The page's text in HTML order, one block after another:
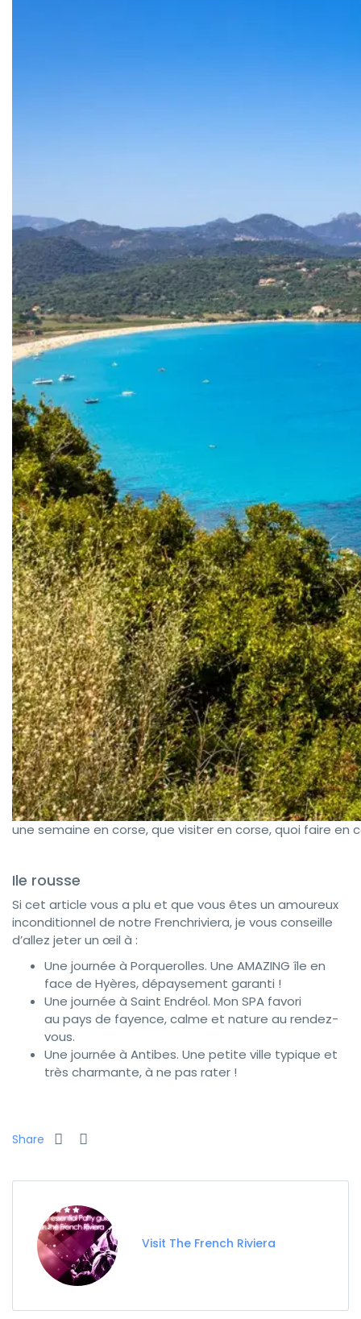
une semaine en corse, que visiter en corse, quoi faire en
Ile rousse
Si cet article vous a plu et que vous êtes un amoureux
inconditionnel de notre Frenchriviera, je vous conseille
d’allez jeter un œil à :
Une journée à Porquerolles. Une AMAZING île en
face de Hyères, dépaysement garanti !
Une journée à Saint Endréol. Mon SPA favori
au pays de fayence, calme et nature au rendez-
vous.
Une journée à Antibes. Une petite ville typique et
très charmante, à ne pas rater !
Share
Visit The French Riviera